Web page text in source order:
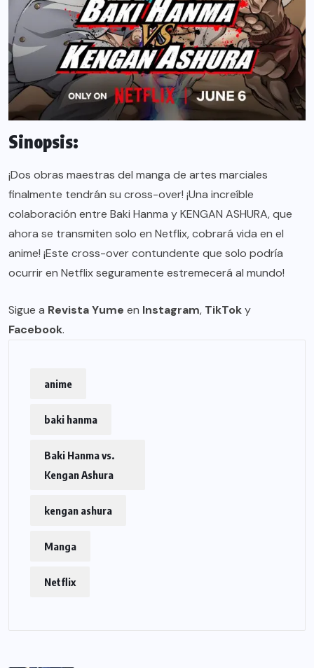
Sinopsis:
¡Dos obras maestras del manga de artes marciales
finalmente tendrán su cross-over! ¡Una increíble
colaboración entre Baki Hanma y KENGAN ASHURA, que
ahora se transmiten solo en Netflix, cobrará vida en el
anime! ¡Este cross-over contundente que solo podría
ocurrir en Netflix seguramente estremecerá al mundo!
Sigue a Revista Yume en Instagram, TikToky
Facebook.
anime
baki hanma
Baki Hanma vs.
Kengan Ashura
kengan ashura
Manga
Netflix